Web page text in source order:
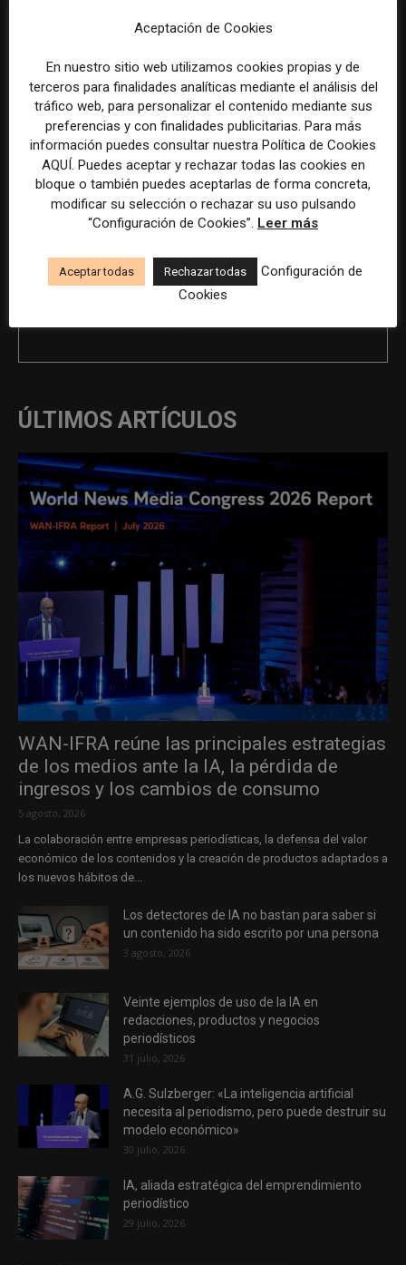
Previous article
Redactor/a de economía
Next article
Editor de finanzas para S&P
Global Ratings en Madrid (en
inglés)
REDACCIÓN
ÚLTIMOS ARTÍCULOS
WAN-IFRA reúne las principales estrategias
de los medios ante la IA, la pérdida de
ingresos y los cambios de consumo
5 agosto, 2026
La colaboración entre empresas periodísticas, la defensa del valor
económico de los contenidos y la creación de productos adaptados a
los nuevos hábitos de...
Los detectores de IA no bastan para saber si
un contenido ha sido escrito por una persona
3 agosto, 2026
Veinte ejemplos de uso de la IA en
redacciones, productos y negocios
periodísticos
31 julio, 2026
A.G. Sulzberger: «La inteligencia artificial
necesita al periodismo, pero puede destruir su
modelo económico»
30 julio, 2026
IA, aliada estratégica del emprendimiento
periodístico
29 julio, 2026
Aceptación de Cookies
En nuestro sitio web utilizamos cookies propias y de
terceros para finalidades analíticas mediante el análisis del
tráfico web, para personalizar el contenido mediante sus
preferencias y con finalidades publicitarias. Para más
información puedes consultar nuestra Política de Cookies
AQUÍ. Puedes aceptar y rechazar todas las cookies en
bloque o también puedes aceptarlas de forma concreta,
modificar su selección o rechazar su uso pulsando
“Configuración de Cookies”. Leer más
Aceptar todas Rechazar todas
Configuración de
Cookies